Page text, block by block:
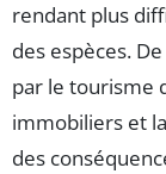
rendant plus
des espèces.
par le tourisme
immobiliers et
des